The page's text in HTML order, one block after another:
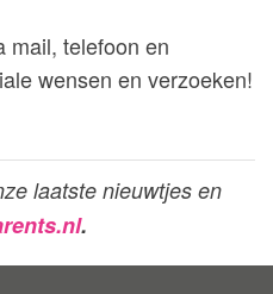
mail, telefoon en
wensen en verzoeken!
laatste nieuwtjes en
.